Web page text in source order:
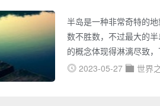
半岛是一种非常奇特的
数不胜数，不过最大的
的概念体现得淋漓尽致
岛：阿拉伯半岛阿拉伯
2023-05-27 世界